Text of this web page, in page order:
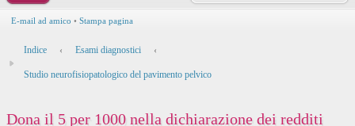
E-mail ad amico • Stampa pagina
Indice ‹ Esami diagnostici ‹
Studio neurofisiopatologico del pavimento pelvico
Dona il 5 per 1000 nella dichiarazione dei redditi